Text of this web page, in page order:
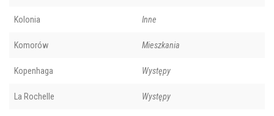
Kolonia Inne
Komorów Mieszkania
Kopenhaga Występy
La Rochelle Występy